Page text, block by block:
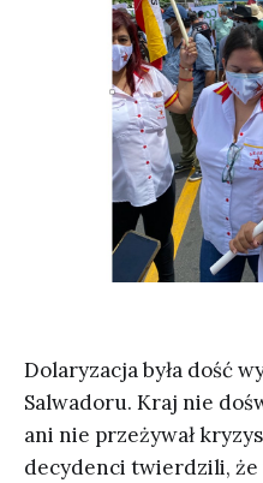
Dolaryzacja była dość
Salwadoru. Kraj nie
ani nie przeżywał
decydenci twierdzili, że